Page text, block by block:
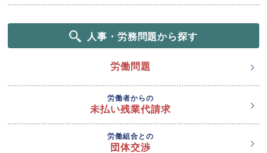
人事・労務問題から探す
労働問題
労働者からの
未払い残業代請求
労働組合との
団体交渉